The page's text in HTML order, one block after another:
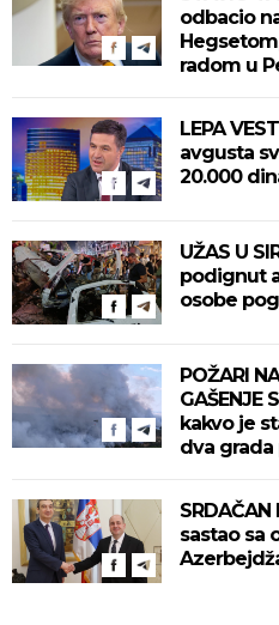
odbacio
radom u
LEPA
avgusta
20.000
UŽAS U
podignut
osobe
POŽARI
GAŠENJE
kakvo je
dva
sastao sa